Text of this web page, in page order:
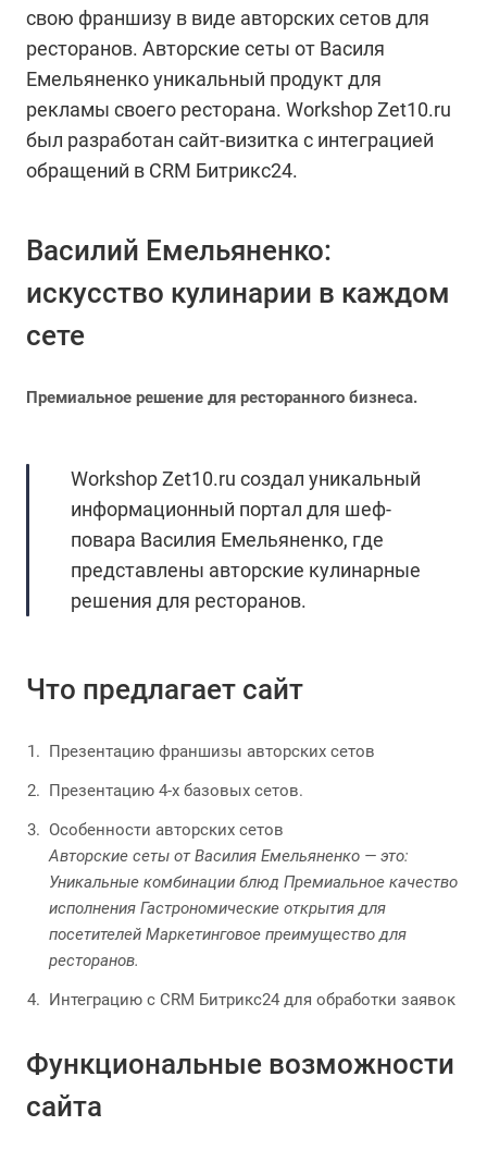
свою франшизу в виде авторских сетов для
ресторанов. Авторские сеты от Василя
Емельяненко уникальный продукт для
рекламы своего ресторана. Workshop Zet10.ru
был разработан сайт-визитка с интеграцией
обращений в CRM Битрикс24.
Василий Емельяненко:
искусство кулинарии в каждом
сете
Премиальное решение для ресторанного бизнеса.
Workshop Zet10.ru создал уникальный
информационный портал для шеф-
повара Василия Емельяненко, где
представлены авторские кулинарные
решения для ресторанов.
Что предлагает сайт
Презентацию франшизы авторских сетов
Презентацию 4-х базовых сетов.
Особенности авторских сетов
Авторские сеты от Василия Емельяненко — это:
Уникальные комбинации блюд Премиальное качество
исполнения Гастрономические открытия для
посетителей Маркетинговое преимущество для
ресторанов.
Интеграцию с CRM Битрикс24 для обработки заявок
Функциональные возможности
сайта